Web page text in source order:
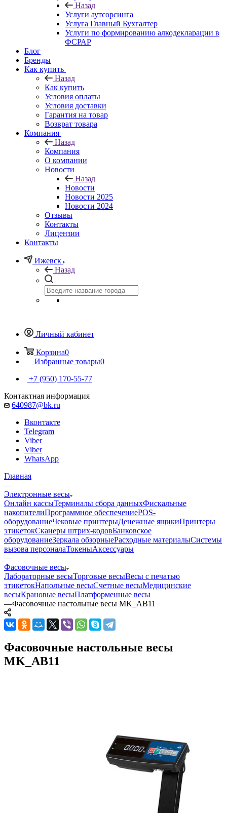
Назад
Услуги аутсорсинга
Услуга Главный Бухгалтер
Услуги по формированию алкодекларации в
ФСРАР
Блог
Бренды
Как купить
Назад
Как купить
Условия оплаты
Условия доставки
Гарантия на товар
Возврат товара
Компания
Назад
Компания
О компании
Новости
Назад
Новости
Новости 2025
Новости 2024
Отзывы
Контакты
Лицензии
Контакты
Ижевск
Назад
Личный кабинет
Корзина0
Избранные товары0
+7 (950) 170-55-77
Контактная информация
640987@bk.ru
Вконтакте
Telegram
Viber
Viber
WhatsApp
Главная
—
Электронные весы
Онлайн кассыТерминалы сбора данныхФискальные
накопителиПрограммное обеспечениеPOS-
оборудованиеЧековые принтерыДенежные ящикиПринтеры
этикетокСканеры штрих-кодовБанковское
оборудованиеЗеркала обзорныеРасходные материалыСистемы
вызова персоналаТокеныАксессуары
—
Фасовочные весы
Лабораторные весыТорговые весыВесы с печатью
этикетокНапольные весыСчетные весыМедицинские
весыКрановые весыПлатформенные весы
—Фасовочные настольные весы MK_АВ11
Фасовочные настольные весы
MK_АВ11